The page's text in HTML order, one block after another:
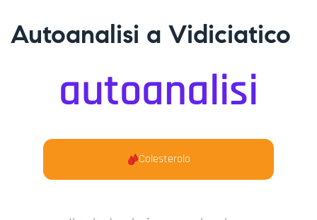
Autoanalisi a Vidiciatico
autoanalisi
Colesterolo